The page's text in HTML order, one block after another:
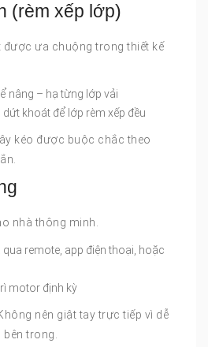
(rèm xếp lớp)
được ưa chuộng trong thiết kế
nâng – hạ từng lớp vải
dứt khoát để lớp rèm xếp đều
kéo được buộc chắc theo
nhà thông minh.
remote, app điện thoại, hoặc
motor định kỳ
nên giật tay trực tiếp vì dễ
trong.